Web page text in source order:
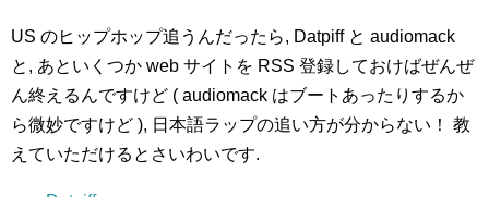
US のヒップホップ追うんだったら, Datpiff と audiomack
と, あといくつか web サイトを RSS 登録しておけばぜんぜ
ん終えるんですけど ( audiomack はブートあったりするか
ら微妙ですけど ), 日本語ラップの追い方が分からない！ 教
えていただけるとさいわいです.